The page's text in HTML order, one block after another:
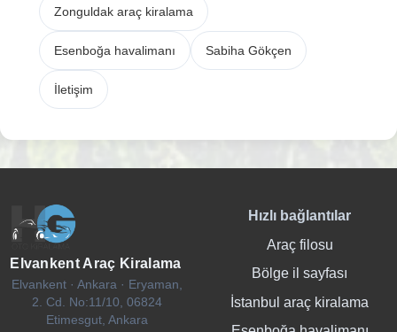
Zonguldak araç kiralama
Esenboğa havalimanı Sabiha Gökçen
İletişim
Elvankent Araç Kiralama
Elvankent · Ankara · Eryaman,
2. Cd. No:11/10, 06824
Etimesgut, Ankara
Hızlı bağlantılar
Araç filosu
Bölge il sayfası
İstanbul araç kiralama